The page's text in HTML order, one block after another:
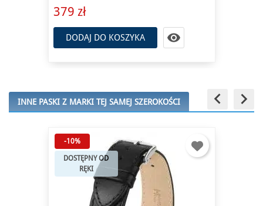
379 zł
DODAJ DO KOSZYKA 
INNE PASKI Z MARKI TEJ SAMEJ SZEROKOŚCI keyboard_arrow_left
REALIZACJA W
CIĄGU 7 DNI
keyboard_arrow_right